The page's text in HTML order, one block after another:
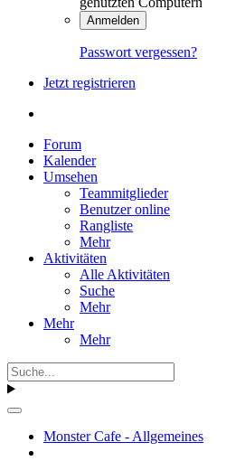
Anmelden
Passwort vergessen?
Jetzt registrieren
Forum
Kalender
Umsehen
Teammitglieder
Benutzer online
Rangliste
Mehr
Aktivitäten
Alle Aktivitäten
Suche
Mehr
Mehr
Mehr
Monster Cafe - Allgemeines